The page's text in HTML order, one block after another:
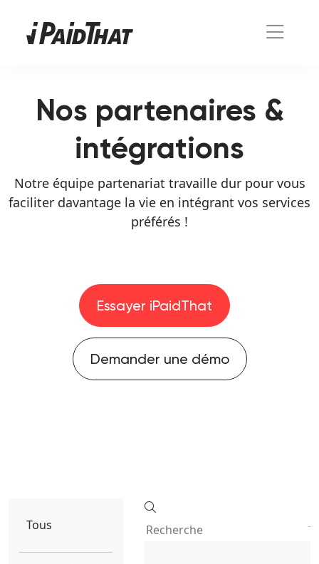
Nos partenaires &
intégrations
Notre équipe partenariat travaille dur pour vous
faciliter davantage la vie en intégrant vos services
préférés !
Essayer iPaidThat
Demander une démo
Tous